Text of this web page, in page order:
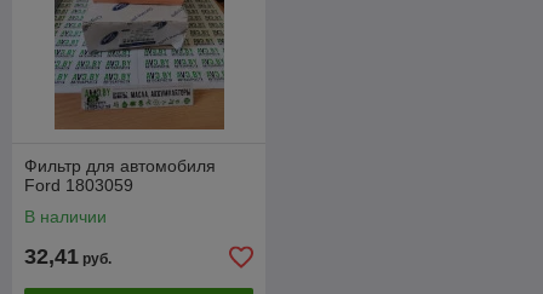
Фильтр для автомобиля
Ford 1803059
В наличии
32,41 руб.